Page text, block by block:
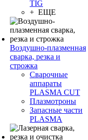
TIG
+ ЕЩЕ
Воздушно-плазменная
сварка, резка и
строжка
Сварочные
аппараты
PLASMA CUT
Плазмотроны
Запасные части
PLASMA